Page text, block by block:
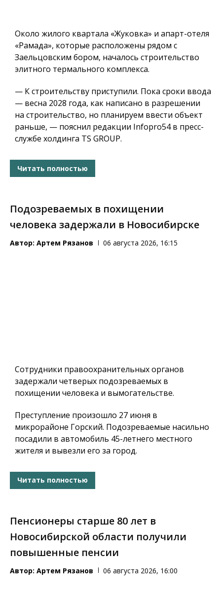
Около жилого квартала «Жуковка» и апарт-отеля
«Рамада», которые расположены рядом с
Заельцовским бором, началось строительство
элитного термального комплекса.
— К строительству приступили. Пока сроки ввода
— весна 2028 года, как написано в разрешении
на строительство, но планируем ввести объект
раньше, — пояснил редакции Infopro54 в пресс-
службе холдинга TS GROUP.
Читать полностью
Подозреваемых в похищении
человека задержали в Новосибирске
Автор: Артем Рязанов 06 августа 2026, 16:15
Сотрудники правоохранительных органов
задержали четверых подозреваемых в
похищении человека и вымогательстве.
Преступление произошло 27 июня в
микрорайоне Горский. Подозреваемые насильно
посадили в автомобиль 45-летнего местного
жителя и вывезли его за город.
Читать полностью
Пенсионеры старше 80 лет в
Новосибирской области получили
повышенные пенсии
Автор: Артем Рязанов 06 августа 2026, 16:00